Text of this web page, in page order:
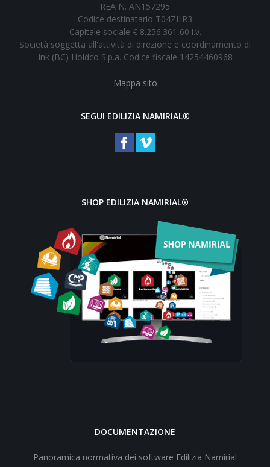
REA N. AN157295
Codice destinatario T04ZHR3
Capitale sociale € 8.256.361,60 i.v.
Società soggetta all'attività di direzione e coordinamento di
Ink (BC) Holdco S.p.a. Codice fiscale 14254460968
Mappa sito
SEGUI EDILIZIA NAMIRIAL®
SHOP EDILIZIA NAMIRIAL®
DOCUMENTAZIONE
Panoramica normativa dei software Edilizia Namirial